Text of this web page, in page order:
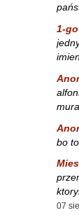
1-
bo
07